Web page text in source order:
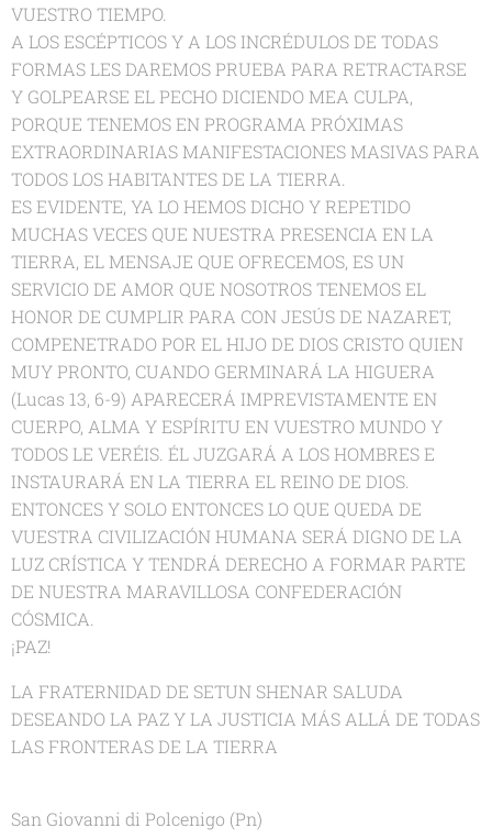
VUESTRO TIEMPO.
A LOS ESCÉPTICOS Y A LOS INCRÉDULOS DE TODAS
FORMAS LES DAREMOS PRUEBA PARA RETRACTARSE
Y GOLPEARSE EL PECHO DICIENDO MEA CULPA,
PORQUE TENEMOS EN PROGRAMA PRÓXIMAS
EXTRAORDINARIAS MANIFESTACIONES MASIVAS PARA
TODOS LOS HABITANTES DE LA TIERRA.
ES EVIDENTE, YA LO HEMOS DICHO Y REPETIDO
MUCHAS VECES QUE NUESTRA PRESENCIA EN LA
TIERRA, EL MENSAJE QUE OFRECEMOS, ES UN
SERVICIO DE AMOR QUE NOSOTROS TENEMOS EL
HONOR DE CUMPLIR PARA CON JESÚS DE NAZARET,
COMPENETRADO POR EL HIJO DE DIOS CRISTO QUIEN
MUY PRONTO, CUANDO GERMINARÁ LA HIGUERA
(Lucas 13, 6-9) APARECERÁ IMPREVISTAMENTE EN
CUERPO, ALMA Y ESPÍRITU EN VUESTRO MUNDO Y
TODOS LE VERÉIS. ÉL JUZGARÁ A LOS HOMBRES E
INSTAURARÁ EN LA TIERRA EL REINO DE DIOS.
ENTONCES Y SOLO ENTONCES LO QUE QUEDA DE
VUESTRA CIVILIZACIÓN HUMANA SERÁ DIGNO DE LA
LUZ CRÍSTICA Y TENDRÁ DERECHO A FORMAR PARTE
DE NUESTRA MARAVILLOSA CONFEDERACIÓN
CÓSMICA.
¡PAZ!
LA FRATERNIDAD DE SETUN SHENAR SALUDA
DESEANDO LA PAZ Y LA JUSTICIA MÁS ALLÁ DE TODAS
LAS FRONTERAS DE LA TIERRA
San Giovanni di Polcenigo (Pn)